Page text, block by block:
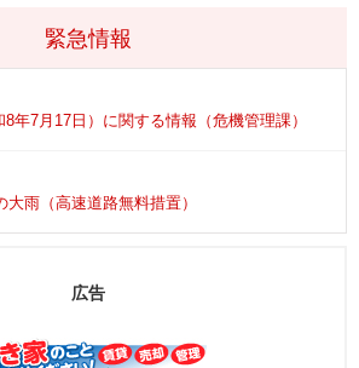
緊急情報
年7月17日）に関する情報（危機管理課）
雨（高速道路無料措置）
広告